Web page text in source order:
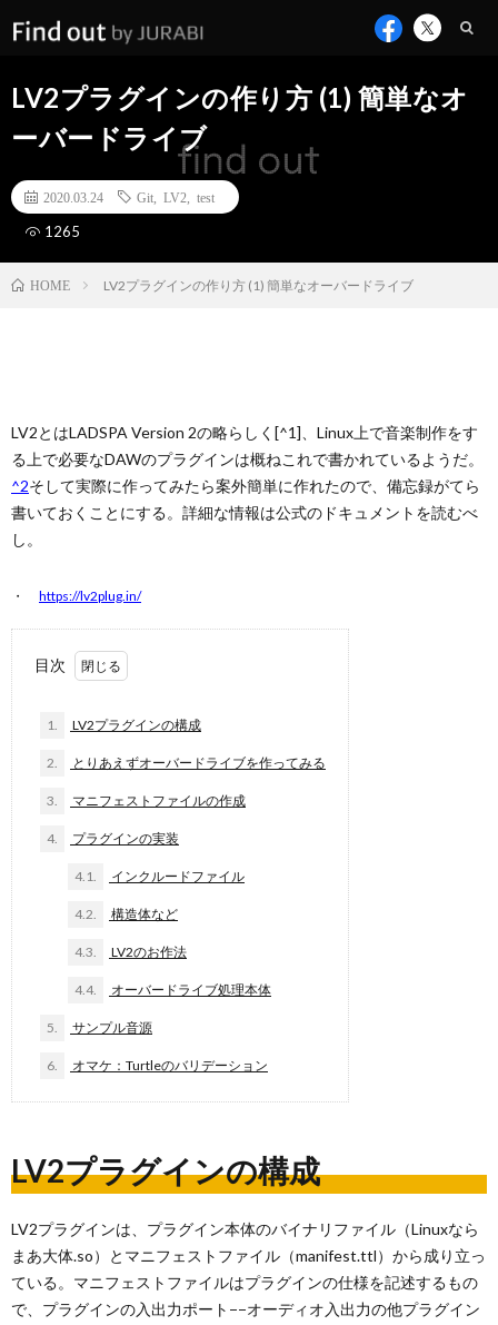
LV2プラグインの作り方 (1) 簡単なオ
ーバードライブ
2020.03.24 Git LV2 test
1265
HOME LV2プラグインの作り方 (1) 簡単なオーバードライブ
LV2とはLADSPA Version 2の略らしく[^1]、Linux上で音楽制作をす
る上で必要なDAWのプラグインは概ねこれで書かれているようだ。
^2そして実際に作ってみたら案外簡単に作れたので、備忘録がてら
書いておくことにする。詳細な情報は公式のドキュメントを読むべ
し。
https://lv2plug.in/
目次
1. LV2プラグインの構成
2. とりあえずオーバードライブを作ってみる
3. マニフェストファイルの作成
4. プラグインの実装
4.1. インクルードファイル
4.2. 構造体など
4.3. LV2のお作法
4.4. オーバードライブ処理本体
5. サンプル音源
6. オマケ：Turtleのバリデーション
LV2プラグインの構成
LV2プラグインは、プラグイン本体のバイナリファイル（Linuxなら
まあ大体.so）とマニフェストファイル（manifest.ttl）から成り立っ
ている。マニフェストファイルはプラグインの仕様を記述するもの
で、プラグインの入出力ポート−−オーディオ入出力の他プラグイン